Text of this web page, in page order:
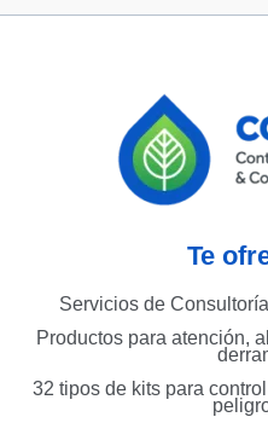
Te
Servicios de
Productos para atención,
32 tipos de kits para